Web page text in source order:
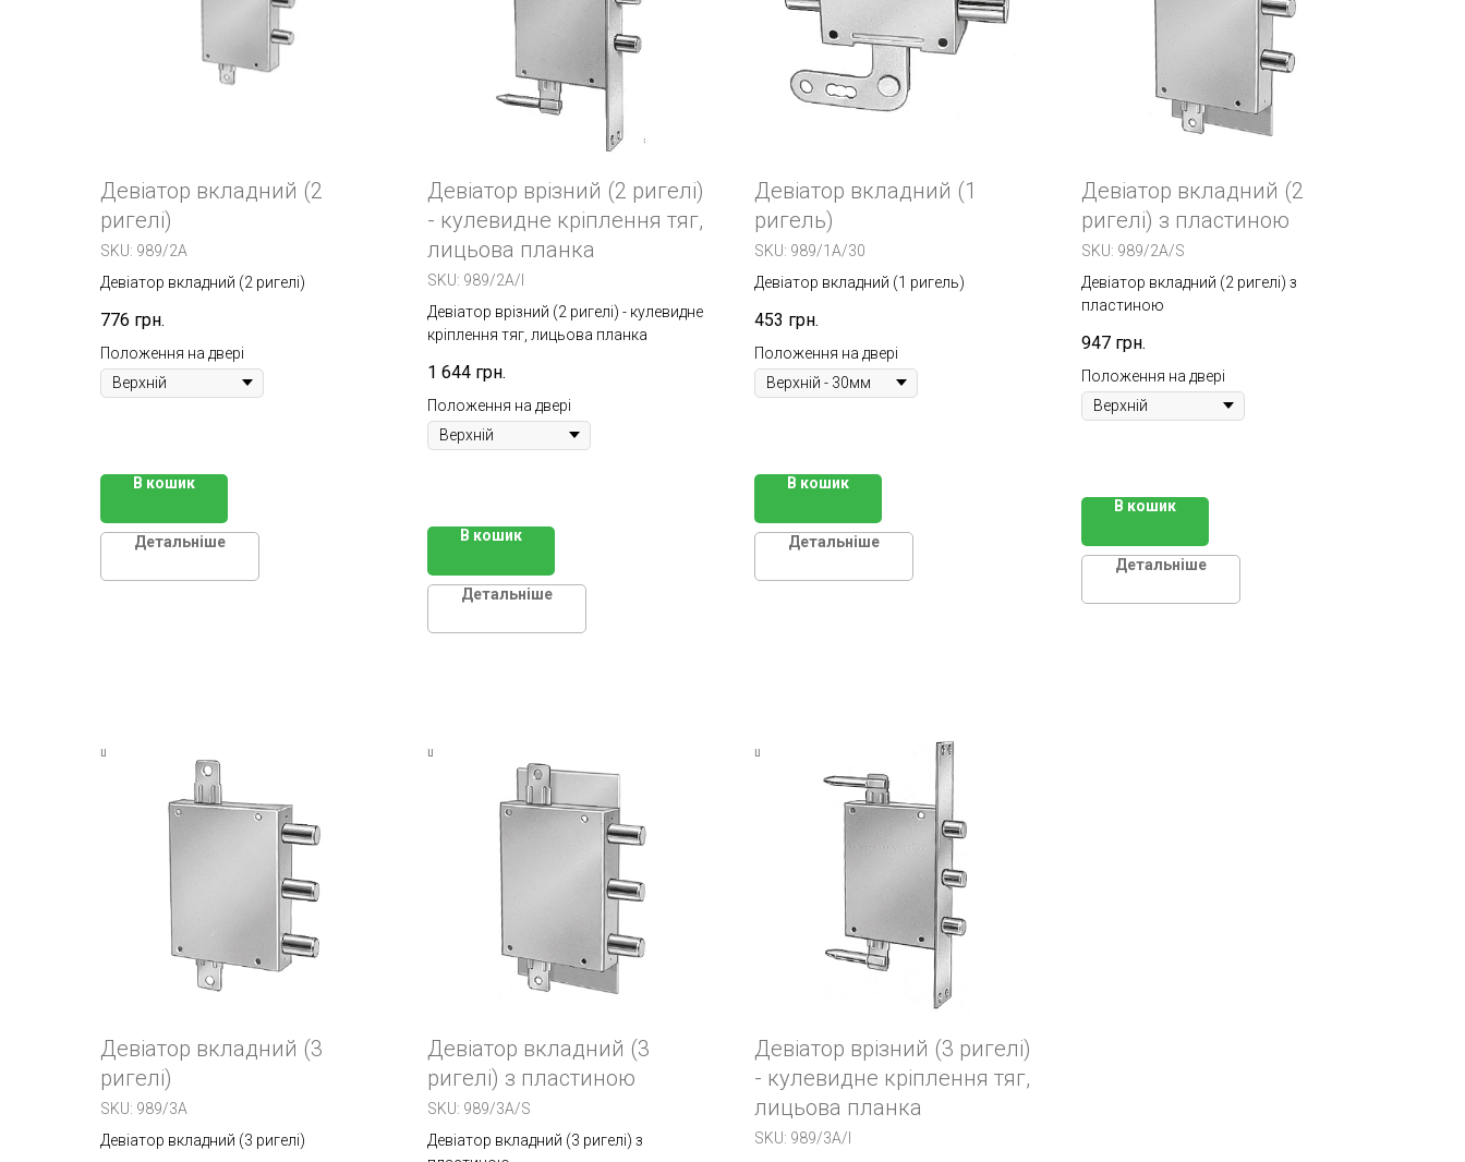
Девіатор вкладний (2
ригелі)
SKU: 989/2A
Девіатор вкладний (2 ригелі)
776 грн.
Положення на двері
В кошик
Детальніше
Девіатор врізний (2 ригелі)
- кулевидне кріплення тяг,
лицьова планка
SKU: 989/2A/I
Девіатор врізний (2 ригелі) - кулевидне
кріплення тяг, лицьова планка
1 644 грн.
Положення на двері
В кошик
Детальніше
Девіатор вкладний (1
ригель)
SKU: 989/1A/30
Девіатор вкладний (1 ригель)
453 грн.
Положення на двері
В кошик
Детальніше
Девіатор вкладний (2
ригелі) з пластиною
SKU: 989/2A/S
Девіатор вкладний (2 ригелі) з
пластиною
947 грн.
Положення на двері
В кошик
Детальніше
Девіатор вкладний (3
ригелі)
SKU: 989/3A
Девіатор вкладний (3 ригелі)
Девіатор вкладний (3
ригелі) з пластиною
SKU: 989/3A/S
Девіатор вкладний (3 ригелі) з
Девіатор врізний (3 ригелі)
- кулевидне кріплення тяг,
лицьова планка
SKU: 989/3A/I